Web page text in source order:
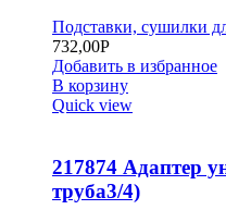
Подставки, сушилки
732,00Р
Добавить в избранное
В корзину
Quick view
217874 Адаптер
труба3/4)